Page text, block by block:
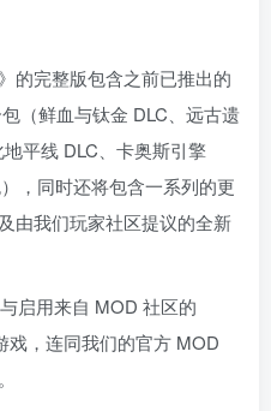
的完整版包含之前已推出的
（鲜血与钛金 DLC、远古遗
平线 DLC、卡奥斯引擎
，同时还将包含一系列的更
由我们玩家社区提议的全新
启用来自 MOD 社区的
戏，连同我们的官方 MOD